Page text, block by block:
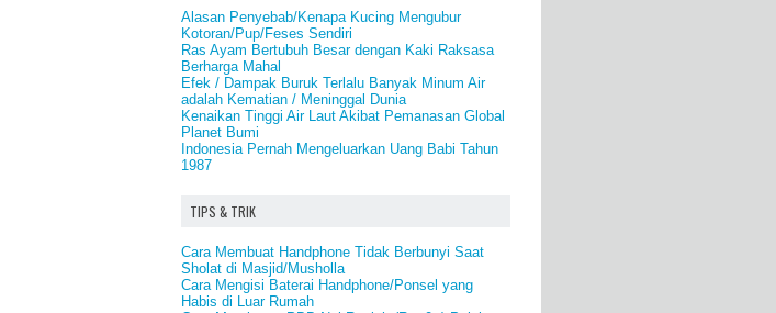
Alasan Penyebab/Kenapa Kucing Mengubur
Kotoran/Pup/Feses Sendiri
Ras Ayam Bertubuh Besar dengan Kaki Raksasa
Berharga Mahal
Efek / Dampak Buruk Terlalu Banyak Minum Air
adalah Kematian / Meninggal Dunia
Kenaikan Tinggi Air Laut Akibat Pemanasan Global
Planet Bumi
Indonesia Pernah Mengeluarkan Uang Babi Tahun
1987
TIPS & TRIK
Cara Membuat Handphone Tidak Berbunyi Saat
Sholat di Masjid/Musholla
Cara Mengisi Baterai Handphone/Ponsel yang
Habis di Luar Rumah